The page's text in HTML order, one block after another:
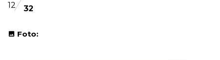
12 32
Foto: